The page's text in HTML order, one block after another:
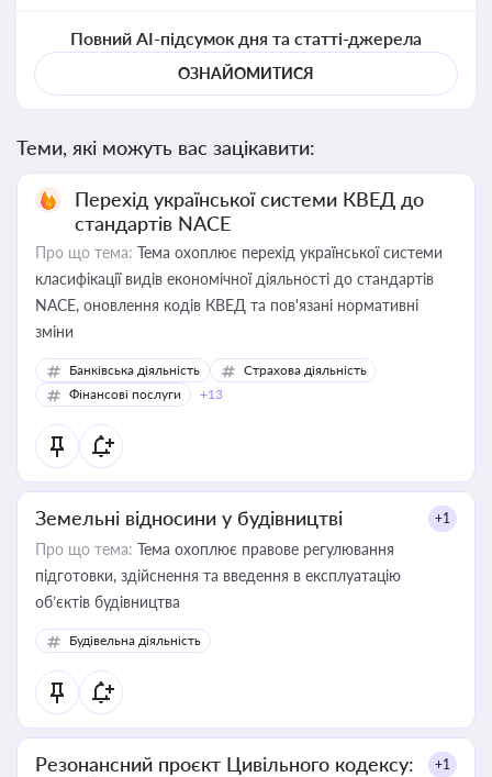
Повний AI-підсумок дня та статті-джерела
ОЗНАЙОМИТИСЯ
Теми, які можуть вас зацікавити:
Перехід української системи КВЕД до
стандартів NACE
Про що тема: Тема охоплює перехід української системи
класифікації видів економічної діяльності до стандартів
NACE, оновлення кодів КВЕД та пов'язані нормативні
зміни
Банківська діяльність
Страхова діяльність
Фінансові послуги
+13
Земельні відносини у будівництві +1
Про що тема: Тема охоплює правове регулювання
підготовки, здійснення та введення в експлуатацію
об’єктів будівництва
Будівельна діяльність
Резонансний проєкт Цивільного кодексу:
+1